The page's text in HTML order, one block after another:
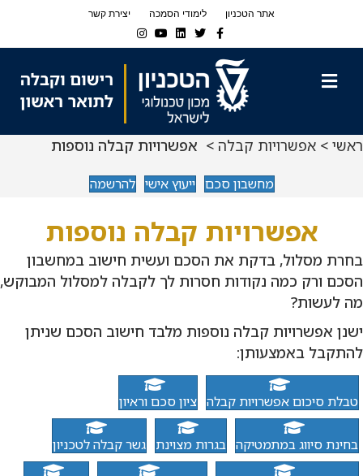
אתר הטכניון לימודי הסמכה
יצירת קשר
Facebook
Twitter
Linkedin
Youtube
Instagram
ראשי > אפשרויות קבלה > אפשרויות קבלה נוספות
מחשבון סכם ייעוץ אישי להרשמה
אפשרויות קבלה נוספות
בחרת מסלול, בדקת את הסכם ועשית חישוב במחשבון
הסכם ורק כמה נקודות חסרות לך לקבלה למסלול המבוקש,
מה לעשות?
ישנן אפשרויות קבלה נוספות מלבד חישוב הסכם שניתן
להתקבל באמצעותן:
טבלת סיכום אפשרויות קבלה ציון סכם וראיון
בחינת סיווג במתמטיקה בגרות מצוינת גשר קבלה לטכניון